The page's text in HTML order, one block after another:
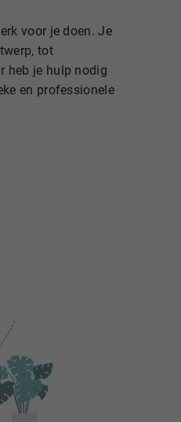
voor je doen. Je
tot
heb je hulp nodig
en professionele